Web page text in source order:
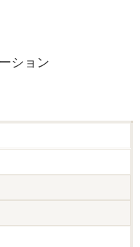
ション